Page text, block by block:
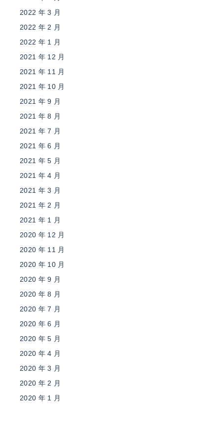
2022 年 3 月
2022 年 2 月
2022 年 1 月
2021 年 12 月
2021 年 11 月
2021 年 10 月
2021 年 9 月
2021 年 8 月
2021 年 7 月
2021 年 6 月
2021 年 5 月
2021 年 4 月
2021 年 3 月
2021 年 2 月
2021 年 1 月
2020 年 12 月
2020 年 11 月
2020 年 10 月
2020 年 9 月
2020 年 8 月
2020 年 7 月
2020 年 6 月
2020 年 5 月
2020 年 4 月
2020 年 3 月
2020 年 2 月
2020 年 1 月